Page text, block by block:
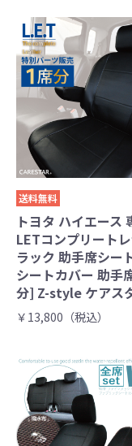
送料無料
トヨタ ハイエース
LETコンプリート
ラック 助手席シー
シートカバー 助手
分] Z-style ケアス
￥13,800（税込）